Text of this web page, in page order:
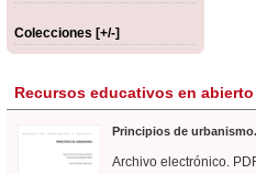
Colecciones [+/-]
Recursos educativos en abierto
Principios de
Archivo electrónico.